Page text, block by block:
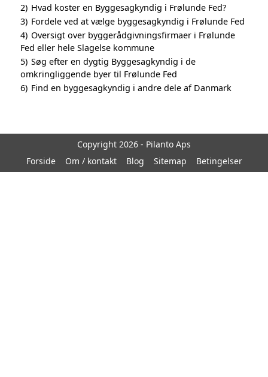
2) Hvad koster en Byggesagkyndig i Frølunde Fed?
3) Fordele ved at vælge byggesagkyndig i Frølunde Fed
4) Oversigt over byggerådgivningsfirmaer i Frølunde
Fed eller hele Slagelse kommune
5) Søg efter en dygtig Byggesagkyndig i de
omkringliggende byer til Frølunde Fed
6) Find en byggesagkyndig i andre dele af Danmark
Copyright 2026 - Pilanto Aps
Forside
Om / kontakt Blog Sitemap Betingelser